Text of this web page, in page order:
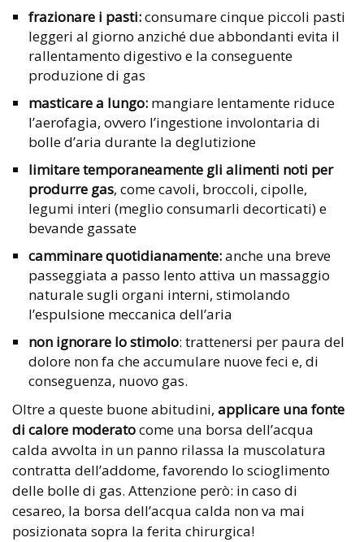
frazionare i pasti:consumare cinque piccoli pasti
leggeri al giorno anziché due abbondanti evita il
rallentamento digestivo e la conseguente
produzione di gas
masticare a lungo: mangiare lentamente riduce
l’aerofagia, ovvero l’ingestione involontaria di
bolle d’aria durante la deglutizione
limitare temporaneamente gli alimenti noti per
produrre gas, come cavoli, broccoli, cipolle,
legumi interi (meglio consumarli decorticati) e
bevande gassate
camminare quotidianamente:anche una breve
passeggiata a passo lento attiva un massaggio
naturale sugli organi interni, stimolando
l’espulsione meccanica dell’aria
non ignorare lo stimolo: trattenersi per paura del
dolore non fa che accumulare nuove feci e, di
conseguenza, nuovo gas.
Oltre a queste buone abitudini, applicare una fonte
di calore moderatocome una borsa dell’acqua
calda avvolta in un panno rilassa la muscolatura
contratta dell’addome, favorendo lo scioglimento
delle bolle di gas. Attenzione però: in caso di
cesareo, la borsa dell’acqua calda non va mai
posizionata sopra la ferita chirurgica!